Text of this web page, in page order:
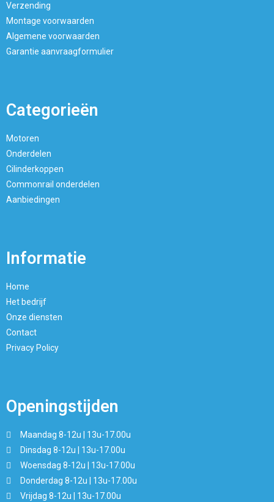
Verzending
Montage voorwaarden
Algemene voorwaarden
Garantie aanvraagformulier
Categorieën
Motoren
Onderdelen
Cilinderkoppen
Commonrail onderdelen
Aanbiedingen
Informatie
Home
Het bedrijf
Onze diensten
Contact
Privacy Policy
Openingstijden
Maandag 8-12u | 13u-17.00u
Dinsdag 8-12u | 13u-17.00u
Woensdag 8-12u | 13u-17.00u
Donderdag 8-12u | 13u-17.00u
Vrijdag 8-12u | 13u-17.00u